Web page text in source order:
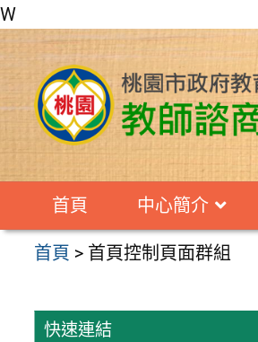
W
跳
容
首頁 中心簡介
首頁 > 首頁控制頁面群組
快速連結